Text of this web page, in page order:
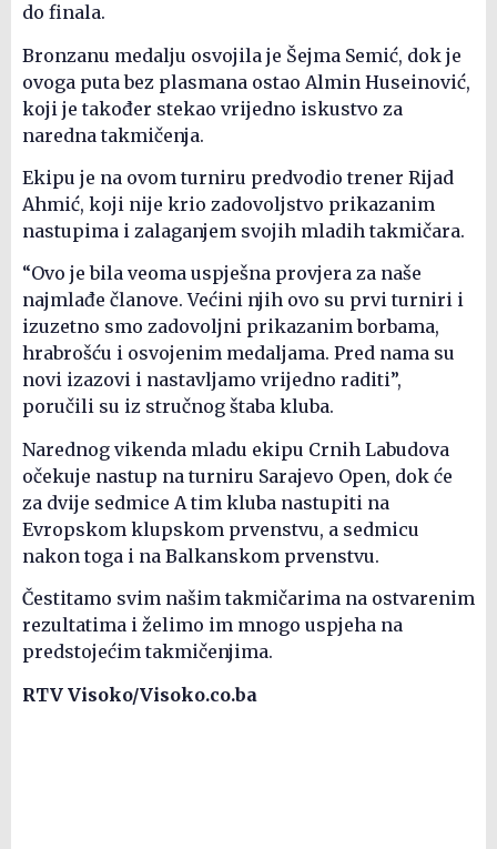
do finala.
Bronzanu medalju osvojila je Šejma Semić, dok je
ovoga puta bez plasmana ostao Almin Huseinović,
koji je također stekao vrijedno iskustvo za
naredna takmičenja.
Ekipu je na ovom turniru predvodio trener Rijad
Ahmić, koji nije krio zadovoljstvo prikazanim
nastupima i zalaganjem svojih mladih takmičara.
“Ovo je bila veoma uspješna provjera za naše
najmlađe članove. Većini njih ovo su prvi turniri i
izuzetno smo zadovoljni prikazanim borbama,
hrabrošću i osvojenim medaljama. Pred nama su
novi izazovi i nastavljamo vrijedno raditi”,
poručili su iz stručnog štaba kluba.
Narednog vikenda mladu ekipu Crnih Labudova
očekuje nastup na turniru Sarajevo Open, dok će
za dvije sedmice A tim kluba nastupiti na
Evropskom klupskom prvenstvu, a sedmicu
nakon toga i na Balkanskom prvenstvu.
Čestitamo svim našim takmičarima na ostvarenim
rezultatima i želimo im mnogo uspjeha na
predstojećim takmičenjima.
RTV Visoko/Visoko.co.ba